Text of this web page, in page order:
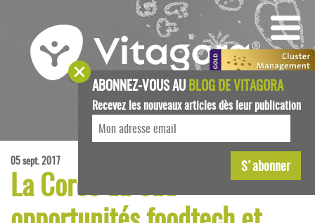
05 sept. 2017
La Corée du Sud :
ABONNEZ-VOUS AUBLOG DE VITAGORA
Recevez les nouveaux articles dès leur publication